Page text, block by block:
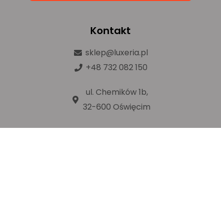
Kontakt
sklep@luxeria.pl
+48 732 082 150
ul. Chemików 1b,
32-600 Oświęcim